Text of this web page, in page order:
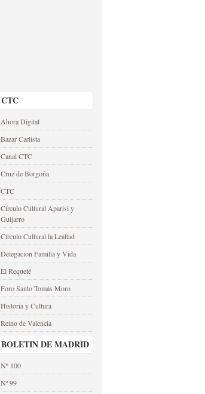
CTC
Ahora Digital
Bazar Carlista
Canal CTC
Cruz de Borgoña
CTC
Círculo Cultural Aparisi y
Guijarro
Círculo Cultural la Lealtad
Delegacion Familia y Vida
El Requeté
Foro Santo Tomás Moro
Historia y Cultura
Reino de Valencia
BOLETIN DE MADRID
Nº 100
Nª 99